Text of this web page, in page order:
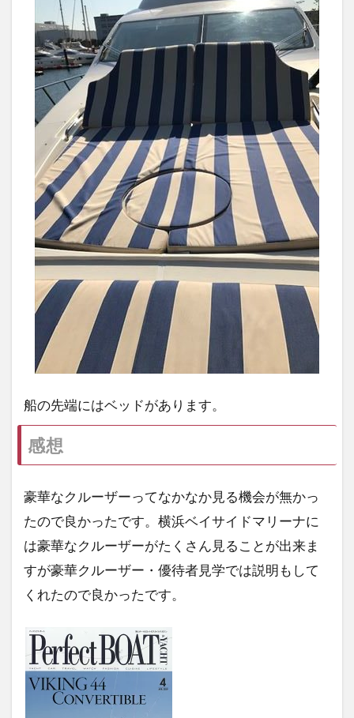
船の先端にはベッドがあります。
感想
豪華なクルーザーってなかなか見る機会が無かっ
たので良かったです。横浜ベイサイドマリーナに
は豪華なクルーザーがたくさん見ることが出来ま
すが豪華クルーザー・優待者見学では説明もして
くれたので良かったです。